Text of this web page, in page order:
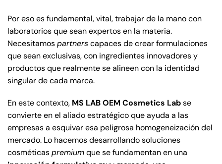
Por eso es fundamental, vital, trabajar de la mano con
laboratorios que sean expertos en la materia.
Necesitamospartnerscapaces de crear formulaciones
que sean exclusivas, con ingredientes innovadores y
productos que realmente se alineen con la identidad
singular de cada marca.
En este contexto, MS LAB OEM Cosmetics Labse
convierte en el aliado estratégico que ayuda a las
empresas a esquivar esa peligrosa homogeneización del
mercado. Lo hacemos desarrollando soluciones
cosméticaspremiumque se fundamentan en una